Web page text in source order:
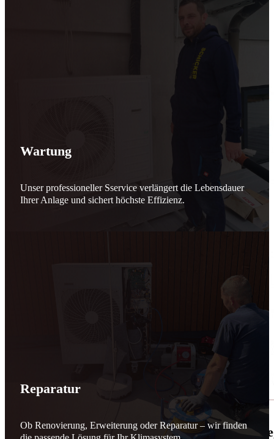
🌬️☀️ Mehr erneuerbare Energie für
Wartung
Unser professioneller Sservice verlängert die Lebensdauer
Ihrer Anlage und sichert höchste Effizienz.
Reparatur
Ob Renovierung, Erweiterung oder Reparatur – wir finden